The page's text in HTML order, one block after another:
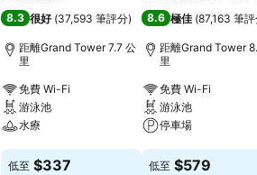
8.3 很好 (37,593 筆評分)
距離Grand Tower 7.7 公
里
免費 Wi-Fi
游泳池
水療
查看價格
低至 $337
8.6 極佳 (87,163 筆
距離Grand Tower
里
免費 Wi-Fi
游泳池
停車場
查看價格
低至 $579